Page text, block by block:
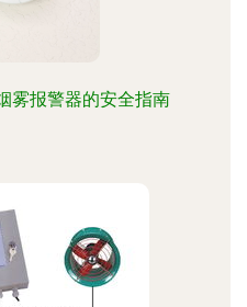
雾报警器的安全指南